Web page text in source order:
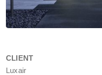
CLIENT
Luxair